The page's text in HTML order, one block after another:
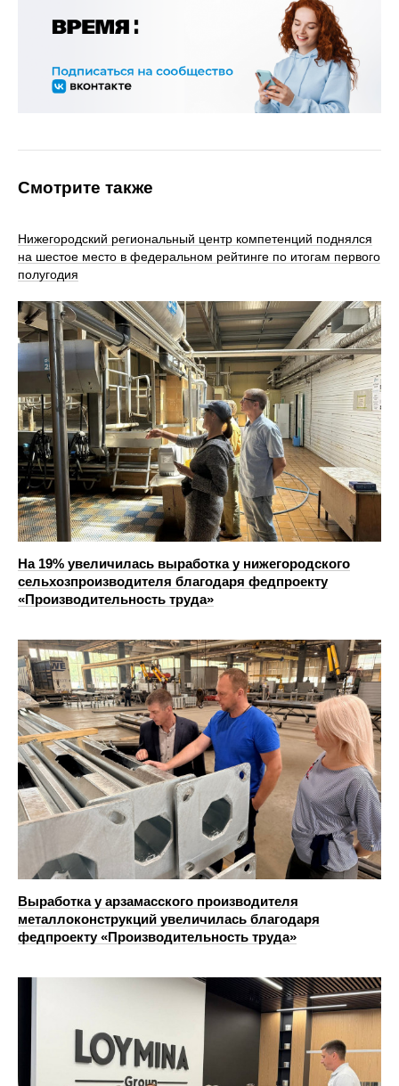
Смотрите также
Нижегородский региональный центр компетенций поднялся
на шестое место в федеральном рейтинге по итогам первого
полугодия
На 19% увеличилась выработка у нижегородского
сельхозпроизводителя благодаря федпроекту
«Производительность труда»
Выработка у арзамасского производителя
металлоконструкций увеличилась благодаря
федпроекту «Производительность труда»